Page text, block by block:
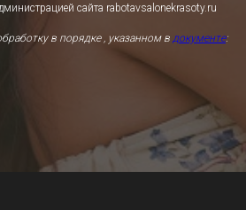
сайта rabotavsalonekrasoty.ru
в порядке , указанном в документе: